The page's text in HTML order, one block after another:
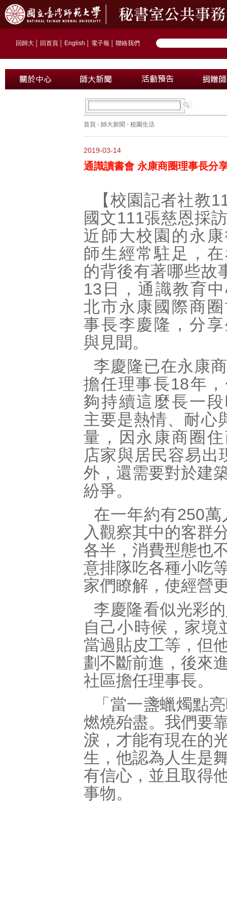
回師大 回首頁 English 電子報 聯絡我們
首頁 › 師大新聞 › 校園生活
2019-03-14
通識讀書會 永康商圈理事長分
【校園記者社教
國文111張慈恩採
近師大校園的永
師生經常駐足，
的背後有著哪些故
13日，通識教育
北市永康國際商
事長李慶隆，分
與見聞。
李慶隆已在永康
擔任理事長18年
夠持續這麼長一
主要是熱情、耐心
量，因永康商圈
店家與居民容易出
外，還需要對於建
紛爭。
在一年約有250
入觀察其中的客群
各半，消費型態也
意排隊吃各種小吃
家們瞭解，使經營
李慶隆看似光彩
自己小時候，家境
當過貼皮工等，但
劃不斷前進，後來
社區擔任理事長。
「當一盞蠟燭點
燃燒殆盡。我們要
淚，才能有現在的
生，他認為人生是
有信心，並且取得
事物。